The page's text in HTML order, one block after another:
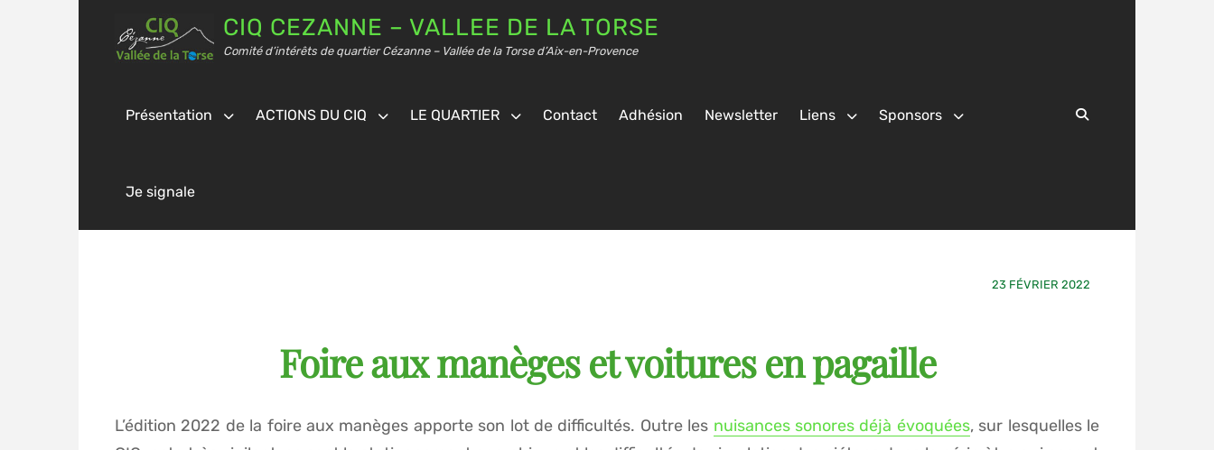
CIQ CEZANNE – VALLEE DE LA TORSE
Comité d’intérêts de quartier Cézanne – Vallée de la Torse d’Aix-en-Provence
Présentation ACTIONS DU CIQ LE QUARTIER Contact Adhésion Newsletter Liens Sponsors
Je signale
23 FÉVRIER 2022
Foire aux manèges et voitures en pagaille
L’édition 2022 de la foire aux manèges apporte son lot de difficultés. Outre les nuisances sonores déjà évoquées, sur lesquelles le